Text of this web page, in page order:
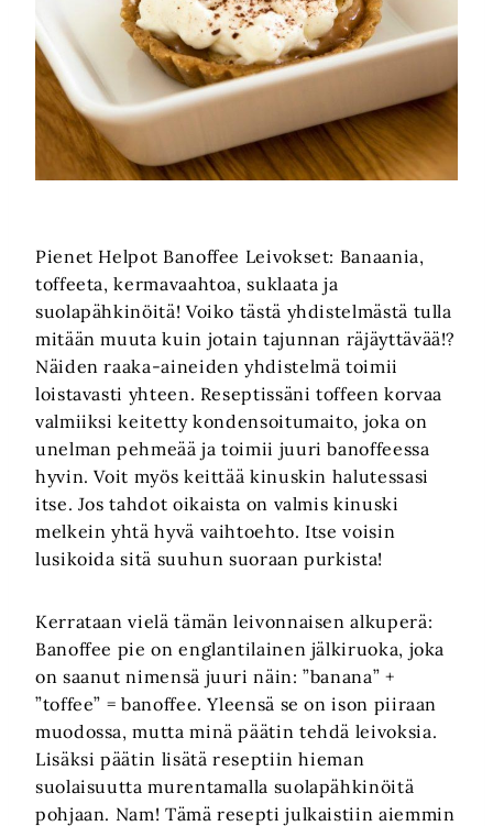
Pienet Helpot Banoffee Leivokset: Banaania,
toffeeta, kermavaahtoa, suklaata ja
suolapähkinöitä! Voiko tästä yhdistelmästä tulla
mitään muuta kuin jotain tajunnan räjäyttävää!?
Näiden raaka-aineiden yhdistelmä toimii
loistavasti yhteen. Reseptissäni toffeen korvaa
valmiiksi keitetty kondensoitumaito, joka on
unelman pehmeää ja toimii juuri banoffeessa
hyvin. Voit myös keittää kinuskin halutessasi
itse. Jos tahdot oikaista on valmis kinuski
melkein yhtä hyvä vaihtoehto. Itse voisin
lusikoida sitä suuhun suoraan purkista!
Kerrataan vielä tämän leivonnaisen alkuperä:
Banoffee pie on englantilainen jälkiruoka, joka
on saanut nimensä juuri näin: ”banana” +
”toffee” = banoffee. Yleensä se on ison piiraan
muodossa, mutta minä päätin tehdä leivoksia.
Lisäksi päätin lisätä reseptiin hieman
suolaisuutta murentamalla suolapähkinöitä
pohjaan. Nam! Tämä resepti julkaistiin aiemmin